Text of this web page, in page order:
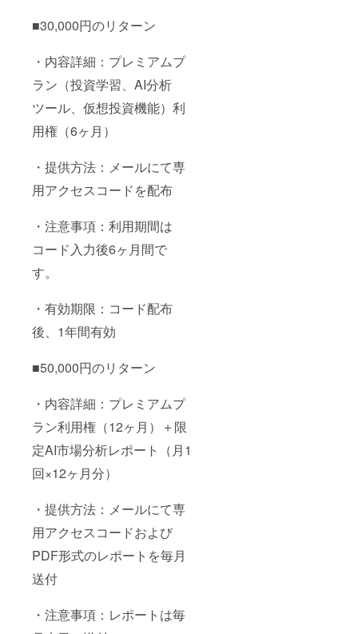
■30,000円のリターン
・内容詳細：プレミアムプ
ラン（投資学習、AI分析
ツール、仮想投資機能）利
用権（6ヶ月）
・提供方法：メールにて専
用アクセスコードを配布
・注意事項：利用期間は
コード入力後6ヶ月間で
す。
・有効期限：コード配布
後、1年間有効
■50,000円のリターン
・内容詳細：プレミアムプ
ラン利用権（12ヶ月）＋限
定AI市場分析レポート（月1
回×12ヶ月分）
・提供方法：メールにて専
用アクセスコードおよび
PDF形式のレポートを毎月
送付
・注意事項：レポートは毎